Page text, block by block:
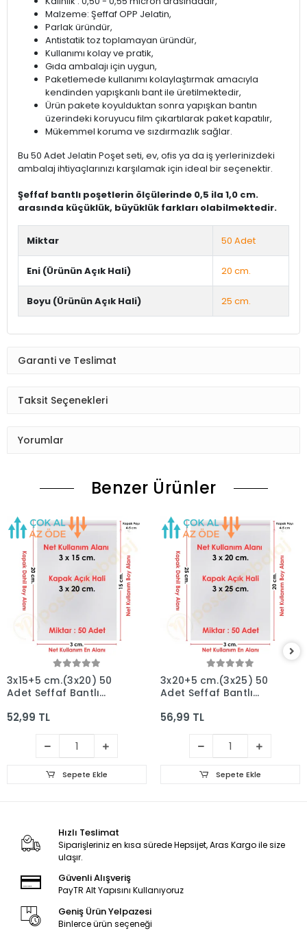
Malzeme: Şeffaf OPP Jelatin,
Parlak üründür,
Antistatik toz toplamayan üründür,
Kullanımı kolay ve pratik,
Gıda ambalajı için uygun,
Paketlemede kullanımı kolaylaştırmak amacıyla
kendinden yapışkanlı bant ile üretilmektedir,
Ürün pakete koyulduktan sonra yapışkan bantın
üzerindeki koruyucu film çıkartılarak paket kapatılır,
Mükemmel koruma ve sızdırmazlık sağlar.
Bu 50 Adet Jelatin Poşet seti, ev, ofis ya da iş yerlerinizdeki
ambalaj ihtiyaçlarınızı karşılamak için ideal bir seçenektir.
Şeffaf bantlı poşetlerin ölçülerinde 0,5 ila 1,0 cm.
arasında küçüklük, büyüklük farkları olabilmektedir.
Miktar 50 Adet
Eni (Ürünün Açık Hali) 20 cm.
Boyu (Ürünün Açık Hali) 25 cm.
Garanti ve Teslimat
Taksit Seçenekleri
Yorumlar
Benzer Ürünler
3x15+5 cm.(3x20) 50
Adet Şeffaf Bantlı
52,99 TL
Sepete Ekle
3x20+5 cm.(3x25) 50
Adet Şeffaf Bantlı
56,99 TL
Sepete Ekle
Hızlı Teslimat
Siparişleriniz en kısa sürede Hepsijet, Aras Kargo ile size
ulaşır.
Güvenli Alışveriş
PayTR Alt Yapısını Kullanıyoruz
Geniş Ürün Yelpazesi
Binlerce ürün seçeneği